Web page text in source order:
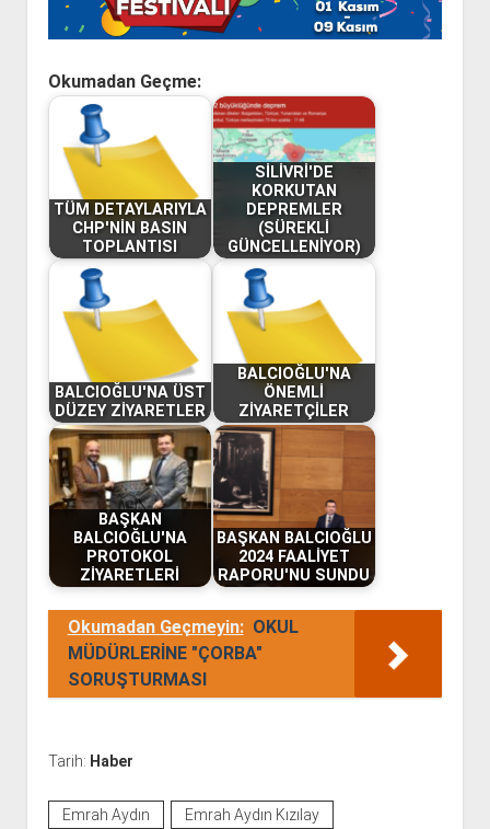
Okumadan Geçme:
TÜM DETAYLARIYLA
CHP'NİN BASIN
TOPLANTISI
SİLİVRİ'DE
KORKUTAN
DEPREMLER
(SÜREKLİ
GÜNCELLENİYOR)
BALCIOĞLU'NA ÜST
DÜZEY ZİYARETLER
BALCIOĞLU'NA
ÖNEMLİ
ZİYARETÇİLER
BAŞKAN
BALCIOĞLU'NA
PROTOKOL
ZİYARETLERİ
BAŞKAN BALCIOĞLU
2024 FAALİYET
RAPORU'NU SUNDU
Okumadan Geçmeyin: OKUL
MÜDÜRLERİNE "ÇORBA"
SORUŞTURMASI
Tarih: Haber
Emrah Aydın Emrah Aydın Kızılay